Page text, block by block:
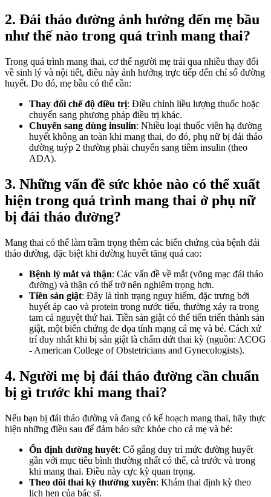
2. Đái tháo đường ảnh hưởng đến mẹ bầu
như thế nào trong quá trình mang thai?
Trong quá trình mang thai, cơ thể người mẹ trải qua nhiều thay đổi
về sinh lý và nội tiết, điều này ảnh hưởng trực tiếp đến chỉ số đường
huyết. Do đó, mẹ bầu có thể cần:
Thay đổi chế độ điều trị: Điều chỉnh liều lượng thuốc hoặc
chuyển sang phương pháp điều trị khác.
Chuyển sang dùng insulin: Nhiều loại thuốc viên hạ đường
huyết không an toàn khi mang thai, do đó, phụ nữ bị đái tháo
đường tuýp 2 thường phải chuyển sang tiêm insulin (theo
ADA).
3. Những vấn đề sức khỏe nào có thể xuất
hiện trong quá trình mang thai ở phụ nữ
bị đái tháo đường?
Mang thai có thể làm trầm trọng thêm các biến chứng của bệnh đái
tháo đường, đặc biệt khi đường huyết tăng quá cao:
Bệnh lý mắt và thận: Các vấn đề về mắt (võng mạc đái tháo
đường) và thận có thể trở nên nghiêm trọng hơn.
Tiền sản giật: Đây là tình trạng nguy hiểm, đặc trưng bởi
huyết áp cao và protein trong nước tiểu, thường xảy ra trong
tam cá nguyệt thứ hai. Tiền sản giật có thể tiến triển thành sản
giật, một biến chứng đe dọa tính mạng cả mẹ và bé. Cách xử
trí duy nhất khi bị sản giật là chấm dứt thai kỳ (nguồn: ACOG
- American College of Obstetricians and Gynecologists).
4. Người mẹ bị đái tháo đường cần chuẩn
bị gì trước khi mang thai?
Nếu bạn bị đái tháo đường và đang có kế hoạch mang thai, hãy thực
hiện những điều sau để đảm bảo sức khỏe cho cả mẹ và bé:
Ổn định đường huyết: Cố gắng duy trì mức đường huyết
gần với mục tiêu bình thường nhất có thể, cả trước và trong
khi mang thai. Điều này cực kỳ quan trọng.
Theo dõi thai kỳ thường xuyên: Khám thai định kỳ theo
lịch hẹn của bác sĩ.